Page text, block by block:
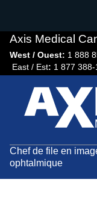
navigation
Axis Medical
West / Ouest: 1 888
East / Est: 1 877
Chef de file en
ophtalmique